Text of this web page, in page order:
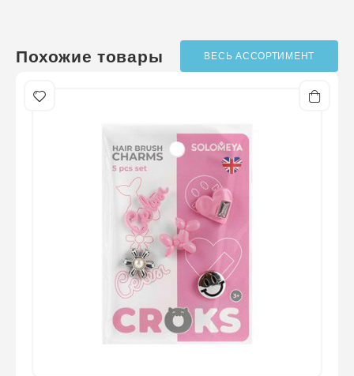
Отправить отзыв
Похожие товары ВЕСЬ АССОРТИМЕНТ